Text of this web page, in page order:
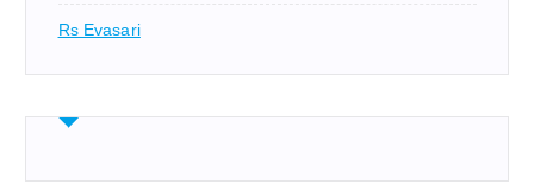
Rs Evasari